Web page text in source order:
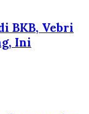
BKB, Vebri
Ini